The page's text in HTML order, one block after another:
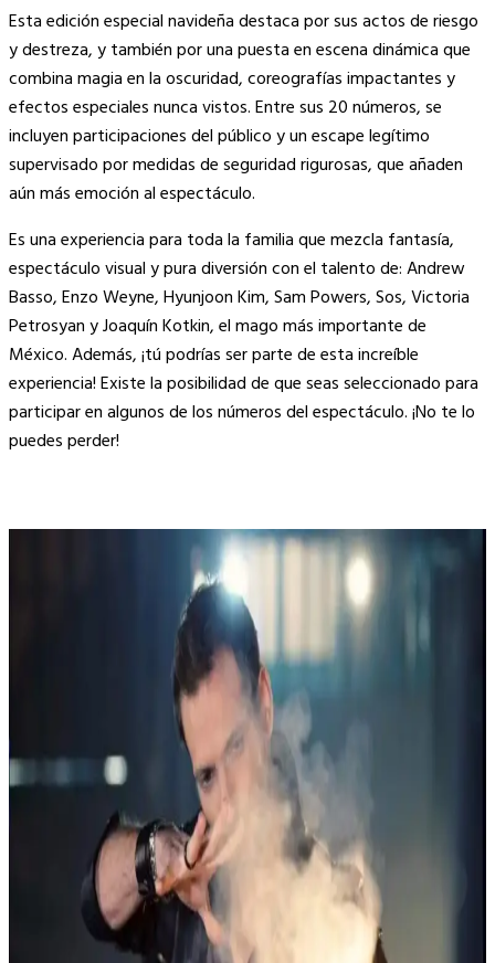
Esta edición especial navideña destaca por sus actos de riesgo
y destreza, y también por una puesta en escena dinámica que
combina magia en la oscuridad, coreografías impactantes y
efectos especiales nunca vistos. Entre sus 20 números, se
incluyen participaciones del público y un escape legítimo
supervisado por medidas de seguridad rigurosas, que añaden
aún más emoción al espectáculo.
Es una experiencia para toda la familia que mezcla fantasía,
espectáculo visual y pura diversión con el talento de: Andrew
Basso, Enzo Weyne, Hyunjoon Kim, Sam Powers, Sos, Victoria
Petrosyan y Joaquín Kotkin, el mago más importante de
México. Además, ¡tú podrías ser parte de esta increíble
experiencia! Existe la posibilidad de que seas seleccionado para
participar en algunos de los números del espectáculo. ¡No te lo
puedes perder!